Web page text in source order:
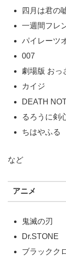
四月は君の
一週間フレ
パイレーツ
007
劇場版 おっ
カイジ
DEATH
るろうに剣
ちはやふる
など
アニメ
鬼滅の刃
Dr.STONE
ブラックク